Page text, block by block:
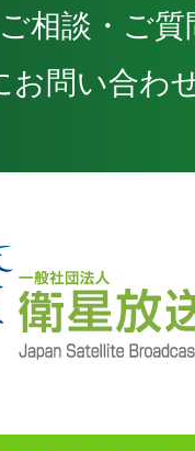
相談・ご
お問い合わ